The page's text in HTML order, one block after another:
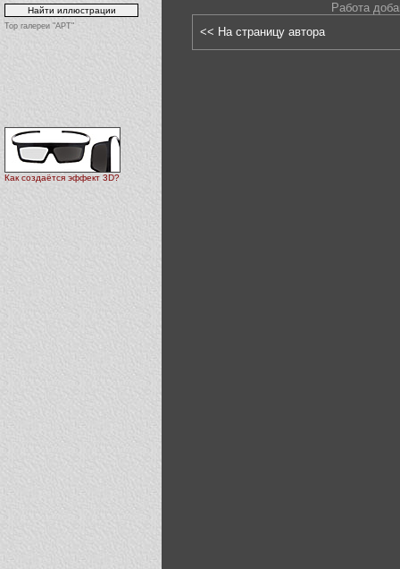
Top галереи "АРТ"
Как создаётся эффект 3D?
Работа
<< На страницу автора